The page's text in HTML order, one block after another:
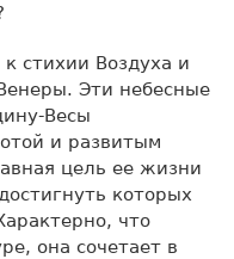
стихии Воздуха и
Эти небесные
Весы
и развитым
цель ее жизни
которых
что
она сочетает в